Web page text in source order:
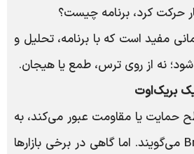
حرکت کرد، برنامه چیست؟
مفید است که با برنامه، تحلیل و
نه از روی ترس، طمع یا هیجان.
یا مقاومت عبور می‌کند، به
آن شکست یا Breakout می‌گویند. اما گاهی در برخی بازارها